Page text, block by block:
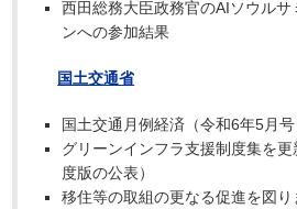
西田総務大臣政務官のAIソウルサ
ンへの参加結果
国土交通省
国土交通月例経済（令和6年5月号
グリーンインフラ支援制度集を
度版の公表）
移住等の取組の更なる促進を図